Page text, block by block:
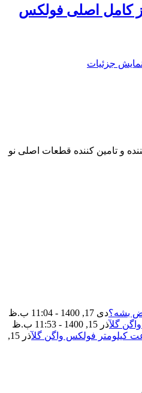
کامل اصلی فولکس
نمایش جزئیات
و تامین کننده قطعات اصلی نو
بشه؟دی 17, 1400 - 11:04 ب.ظ
گلآذر 15, 1400 - 11:53 ب.ظ
کیلومتر فولکس واگن گل
آذر 15,